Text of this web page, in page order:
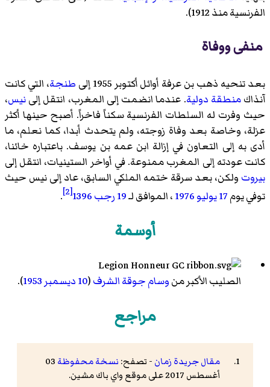
الفرنسية منذ 1912).
منفى ووفاة
بعد تنحيه ذهب بن عرفة أوائل أكتوبر 1955 إلى طنجة، التي كانت
آنذاكمنطقة دولية. عندما انضمت إلى المغرب، انتقل إلىنيس،
حيث وفرت له السلطات الفرنسية سكناً فاخراً. أصبح حينها أكثر
عزلة، وخاصة بعد وفاة زوجته، ولم يتحدث أبدا، كما نعلم، ما
أدى به إلى التعاون في إزالة ابن عمه بن يوسف. باعتباره خائنا،
كانت عودته إلى المغرب ممنوعة. في أواخر الستينيات، انتقل إلى
بيروت ولكن، بعد سرقة ختمه الملكي السابق، عاد إلى نيس حيث
توفي يوم17يوليو1976، الموافق لـ19رجب1396
[2]
.
أوسمة
الصليب الأكبر منوسام جوقة الشرف(
10ديسمبر1953
).
مراجع
مقال جريدة زمان - تصفح: نسخة محفوظة 03
أغسطس 2017 على موقع واي باك مشين.